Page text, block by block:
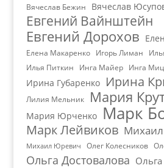
Вячеслав Бежин Вячеслав
Евгений Вайнштейн
Евгений Дорохов
Елена Макаренко Игорь Лиман
Илья Питкин
Инга Майер Инга
Ирина Губаренко Ирина
Лилия Мельник Мария
Мария Юрченко Марк
Марк Лейвиков
Михаил Юревич Олег Колесников
Ольга Достовалова